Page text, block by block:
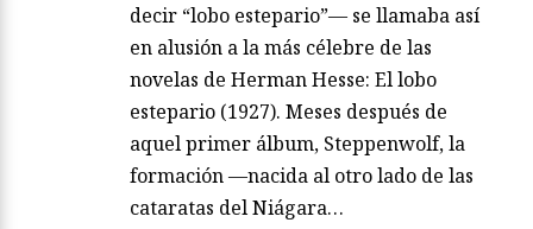
decir “lobo estepario”— se llamaba así
en alusión a la más célebre de las
novelas de Herman Hesse: El lobo
estepario (1927). Meses después de
aquel primer álbum, Steppenwolf, la
formación —nacida al otro lado de las
cataratas del Niágara…